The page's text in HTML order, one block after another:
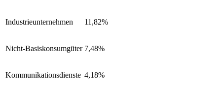
Industrieunternehmen 11,82%
Nicht-Basiskonsumgüter 7,48%
Kommunikationsdienste 4,18%